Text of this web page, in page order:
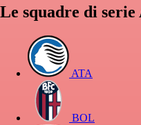
Le squadre di serie
ATA
BOL